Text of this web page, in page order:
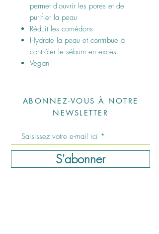
permet d'ouvrir les pores et de
purifier la peau
Réduit les comédons
Hydrate la peau et contribue à
contrôler le sébum en excès
Vegan
ABONNEZ-VOUS À NOTRE
NEWSLETTER
S'abonner